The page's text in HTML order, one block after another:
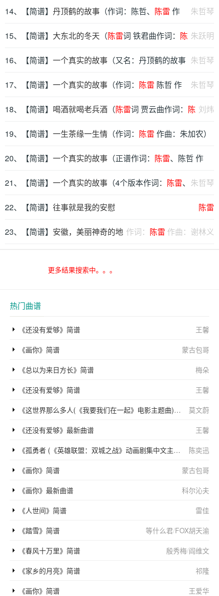
强） 朱哲琴
14、【简谱】 丹顶鹤的故事 （作词：陈哲、 陈雷 作
曲：解承强） 朱跃明
15、【简谱】 大东北的冬天 （陈雷词 铁君曲作词： 陈
雷作曲：铁君） 朱哲琴
16、【简谱】 一个真实的故事 （又名：丹顶鹤的故事
作词：陈雷陈哲 作曲：解承强） 朱哲琴
17、【简谱】 一个真实的故事 （作词： 陈雷 陈哲 作
曲：解承强） 刘炜
18、【简谱】 喝酒就喝老兵酒 （陈雷词 贾云曲作词： 陈
雷作曲：贾云）
19、【简谱】 一生茶缘一生情 （作词： 陈雷 作曲：朱加农）
20、【简谱】 一个真实的故事 （正谱作词： 陈雷、陈哲 作
曲：解承强） 朱哲琴
21、【简谱】 一个真实的故事 （4个版本作词： 陈雷、
陈哲 作曲：解承强） 陈雷
22、【简谱】 往事就是我的安慰
作词： 陈雷 作曲：谢林义
23、【简谱】 安徽，美丽神奇的地
更多结果搜索中。。。
热门曲谱
王馨
《还没有爱够》简谱
蒙古包哥
《画你》简谱
梅朵
《总以为来日方长》简谱
王馨
《还没有爱够》简谱
莫文蔚
《这世界那么多人(《我要我们在一起》电影主题曲)》简谱
王馨
《还没有爱够》最新曲谱
陈奕迅
《孤勇者 (《英雄联盟：双城之战》动画剧集中文主题曲)》简谱
蒙古包哥
《画你》简谱
科尔沁夫
《画你》最新曲谱
雷佳
《人世间》简谱
等什么君/FOX胡天渝
《踏雪》简谱
殷秀梅/阎维文
《春风十万里》简谱
祁隆
《家乡的月亮》简谱
王爱华
《画你》简谱